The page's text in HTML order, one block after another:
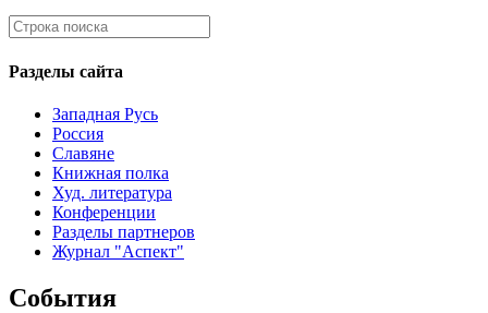
Разделы сайта
Западная Русь
Россия
Славяне
Книжная полка
Худ. литература
Конференции
Разделы партнеров
Журнал "Аспект"
События